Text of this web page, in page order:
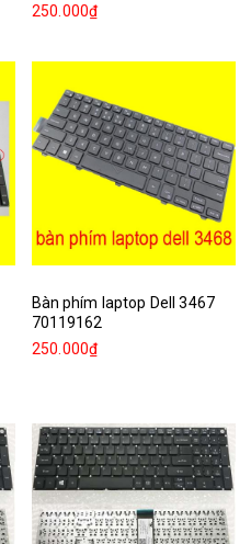
250.000₫
Bàn phím laptop Dell 3467
70119162
250.000₫